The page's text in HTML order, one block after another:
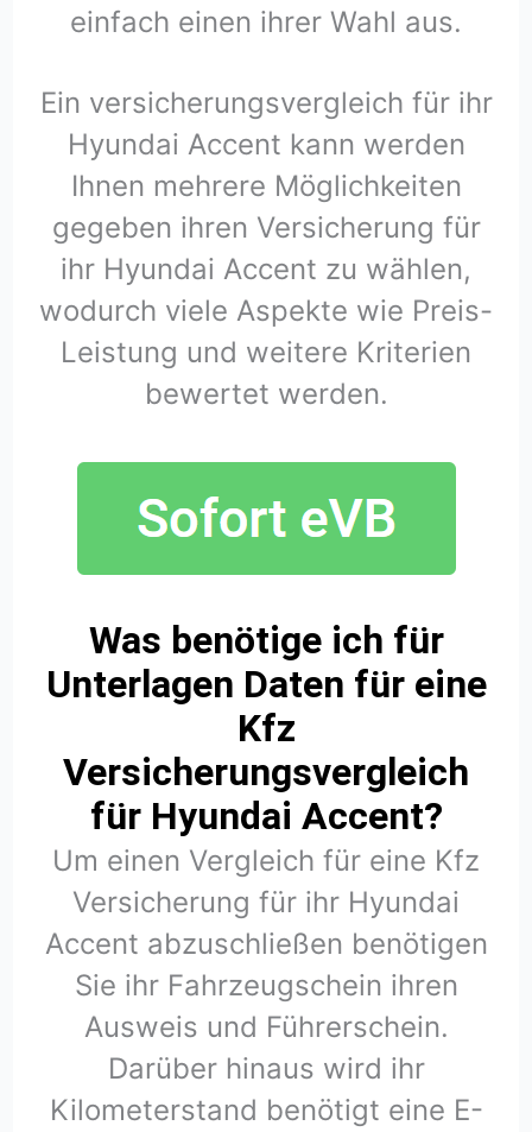
einfach einen ihrer Wahl aus.
Ein versicherungsvergleich für ihr
Hyundai Accent kann werden
Ihnen mehrere Möglichkeiten
gegeben ihren Versicherung für
ihr Hyundai Accent zu wählen,
wodurch viele Aspekte wie Preis-
Leistung und weitere Kriterien
bewertet werden.
Was benötige ich für
Unterlagen Daten für eine
Kfz
Versicherungsvergleich
für Hyundai Accent?
Um einen Vergleich für eine Kfz
Versicherung für ihr Hyundai
Accent abzuschließen benötigen
Sie ihr Fahrzeugschein ihren
Ausweis und Führerschein.
Darüber hinaus wird ihr
Kilometerstand benötigt eine E-